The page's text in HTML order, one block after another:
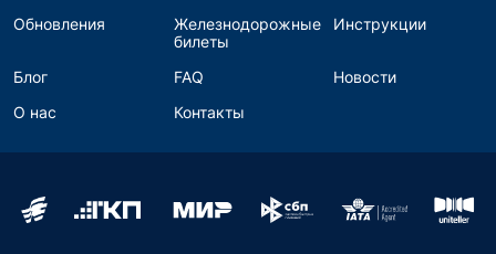
Обновления
Железнодорожные
билеты
Инструкции
Блог FAQ
Новости
О нас
Контакты